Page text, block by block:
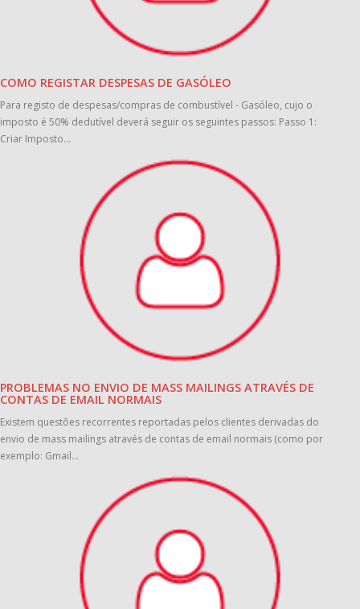
COMO REGISTAR DESPESAS DE GASÓLEO
Para registo de despesas/compras de combustível - Gasóleo, cujo o
imposto é 50% dedutível deverá seguir os seguintes passos: Passo 1:
Criar Imposto...
PROBLEMAS NO ENVIO DE MASS MAILINGS ATRAVÉS DE
CONTAS DE EMAIL NORMAIS
Existem questões recorrentes reportadas pelos clientes derivadas do
envio de mass mailings através de contas de email normais (como por
exemplo: Gmail...